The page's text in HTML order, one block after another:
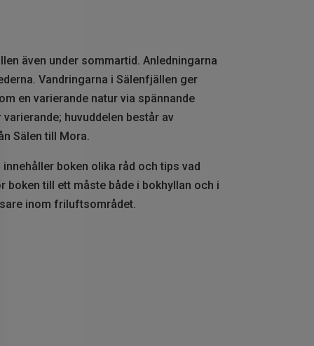
även under sommartid. Anledningarna
Vandringarna i Sälenfjällen ger
en varierande natur via spännande
huvuddelen består av
Sälen till Mora.
boken olika råd och tips vad
till ett måste både i bokhyllan och i
inom friluftsområdet.